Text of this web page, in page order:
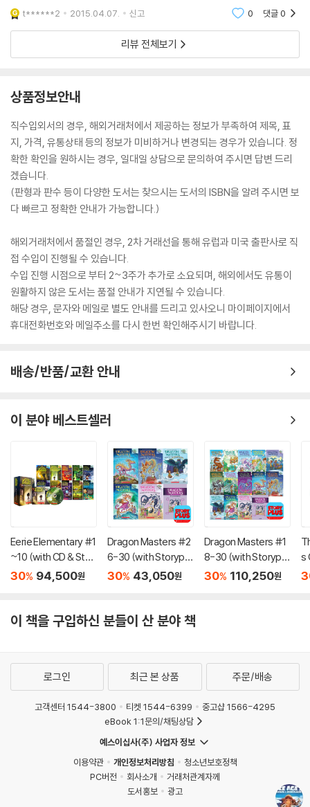
t******2 2015.04.07. 신고 0 댓글0
리뷰 전체보기
상품정보안내
직수입외서의 경우, 해외거래처에서 제공하는 정보가 부족하여 제목, 표
지, 가격, 유통상태 등의 정보가 미비하거나 변경되는 경우가 있습니다. 정
확한 확인을 원하시는 경우, 일대일 상담으로 문의하여 주시면 답변 드리
겠습니다.
(판형과 판수 등이 다양한 도서는 찾으시는 도서의 ISBN을 알려 주시면 보
다 빠르고 정확한 안내가 가능합니다.)
해외거래처에서 품절인 경우, 2차 거래선을 통해 유럽과 미국 출판사로 직
접 수입이 진행될 수 있습니다.
수입 진행 시점으로 부터 2~3주가 추가로 소요되며, 해외에서도 유통이
원활하지 않은 도서는 품절 안내가 지연될 수 있습니다.
해당 경우, 문자와 메일로 별도 안내를 드리고 있사오니 마이페이지에서
휴대전화번호와 메일주소를 다시 한번 확인해주시기 바랍니다.
배송/반품/교환 안내
이 분야 베스트셀러
Eerie Elementary #1
~10 (with CD & Stor
yplus) + Wordbook
30% 94,500원
Dragon Masters #2
6-30 (with Storyplu
s)+Wordbook Set
30% 43,050원
Dragon Masters #1
8-30 (with Storyplu
s)+Wordbook Set
30% 110,250원
s
이 책을 구입하신 분들이 산 분야 책
로그인 최근 본 상품 주문/배송
고객센터 1544-3800 티켓 1544-6399
중고샵 1566-4295
eBook 1:1문의/채팅상담
예스이십사(주) 사업자 정보
이용약관
개인정보처리방침
청소년보호정책
PC버전
회사소개
거래처관계자께
도서홍보
광고